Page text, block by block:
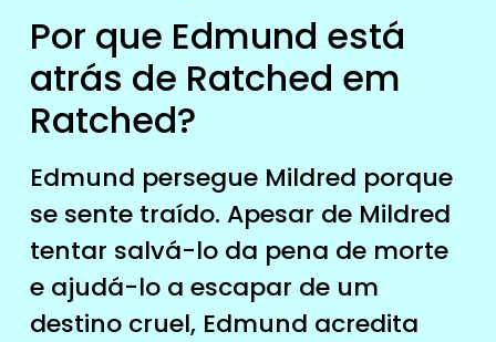
Por que Edmund está
atrás de Ratched em
Ratched?
Edmund persegue Mildred porque
se sente traído. Apesar de Mildred
tentar salvá-lo da pena de morte
e ajudá-lo a escapar de um
destino cruel, Edmund acredita